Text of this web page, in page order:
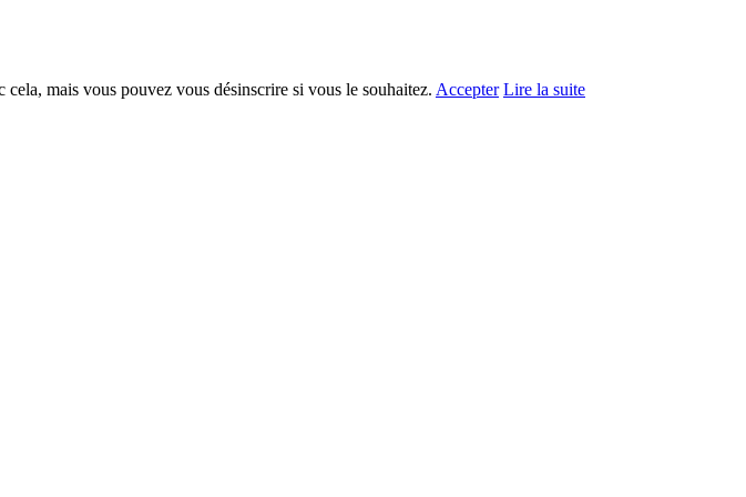
mais vous pouvez vous désinscrire si vous le souhaitez. Accepter Lire la suite